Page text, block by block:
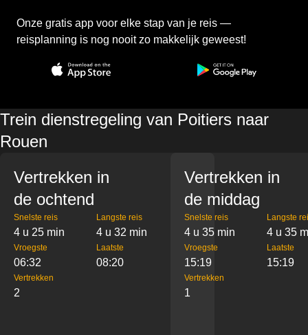
Onze gratis app voor elke stap van je reis —
reisplanning is nog nooit zo makkelijk geweest!
Trein dienstregeling van Poitiers naar
Rouen
Vertrekken in
de ochtend
Snelste reis
4 u 25 min
Langste reis
4 u 32 min
Vroegste
06:32
Laatste
08:20
Vertrekken
2
Vertrekken in
de middag
Snelste reis
4 u 35 min
Langste
4 u 35
Vroegste
15:19
Laatste
15:19
Vertrekken
1